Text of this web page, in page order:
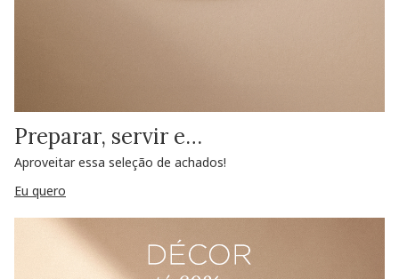
Preparar, servir e…
Aproveitar essa seleção de achados!
Eu quero